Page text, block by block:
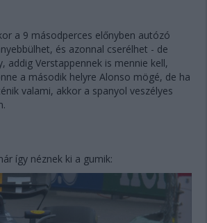
a 9 másodperces előnyben autózó
és azonnal cserélhet - de
addig Verstappennek is mennie kell,
a második helyre Alonso mögé, de ha
valami, akkor a spanyol veszélyes
így néznek ki a gumik: